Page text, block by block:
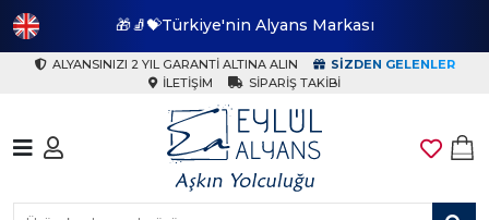
🎁🧦💝Türkiye'nin Alyans Markası
ALYANSINIZI 2 YIL GARANTI ALTINA ALIN
SIZDEN GELENLER
İLETIŞIM
SIPARIŞ TAKIBI